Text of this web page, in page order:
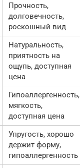
Прочность,
долговечность,
роскошный вид
Натуральность,
приятность на
ощупь, доступная
цена
Гипоаллергенность,
мягкость,
доступная цена
Упругость, хорошо
держит форму,
гипоаллергенность